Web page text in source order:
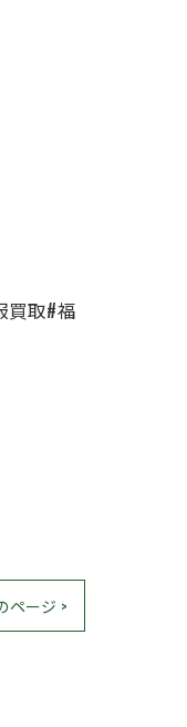
買取#福
ページ >